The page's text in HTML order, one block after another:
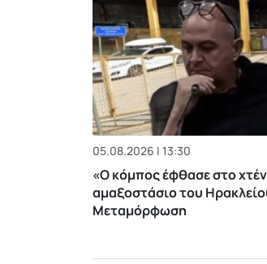
05.08.2026 | 13:30
«Ο κόμπος έφθασε στο
αμαξοστάσιο του
Μεταμόρφωση